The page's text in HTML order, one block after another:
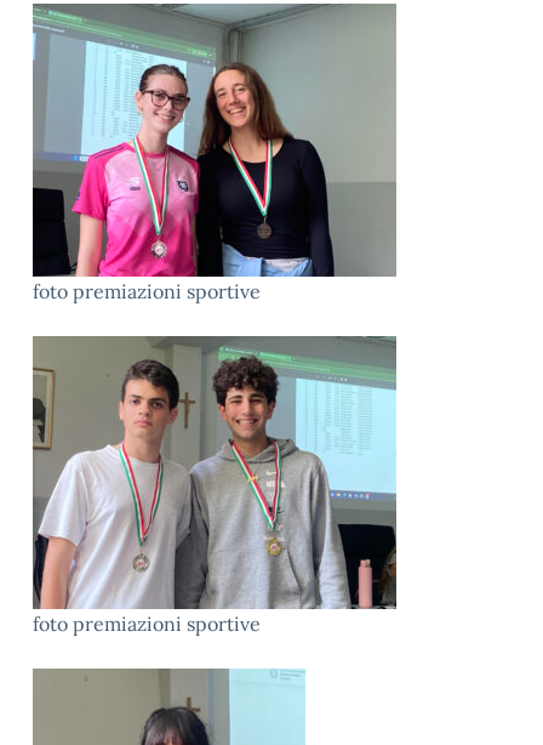
foto premiazioni sportive
foto premiazioni sportive